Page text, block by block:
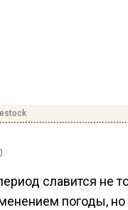
славится не
погоды,